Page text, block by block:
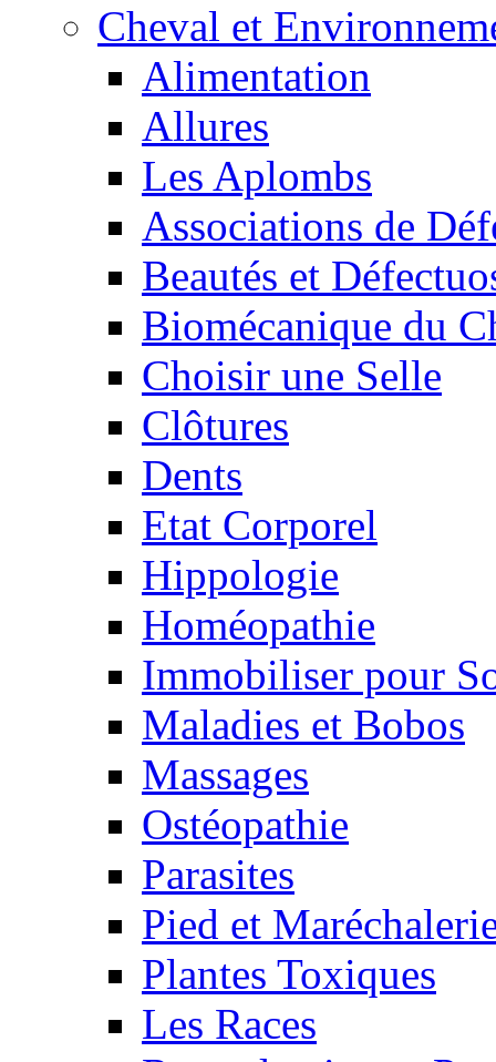
Cheval et
Alimentation
Allures
Les Aplombs
Associations de
Beautés et
Biomécanique du
Choisir une Selle
Clôtures
Dents
Etat Corporel
Hippologie
Homéopathie
Immobiliser pour
Maladies et Bobos
Massages
Ostéopathie
Parasites
Pied et
Plantes Toxiques
Les Races